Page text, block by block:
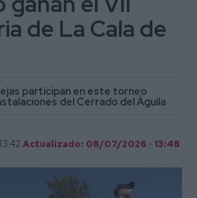
de La Cala de
participan en este torneo
del Cerrado del Águila
13:42 Actualizado: 08/07/2026 · 13:48